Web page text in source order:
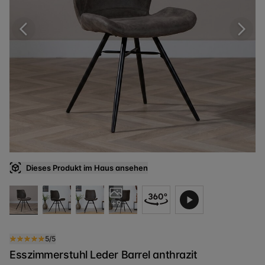
Dieses Produkt im Haus ansehen
+9
5/5
Esszimmerstuhl Leder Barrel anthrazit